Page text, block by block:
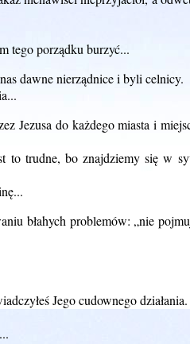
tego porządku burzyć...
dawne nierządnice i byli celnicy.
Jezusa do każdego miasta i
to trudne, bo znajdziemy się w
błahych problemów: „nie
Jego cudownego działania.